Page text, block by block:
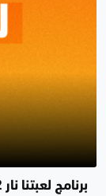
برنامج لعبتنا نار 2 - الحلقة 2